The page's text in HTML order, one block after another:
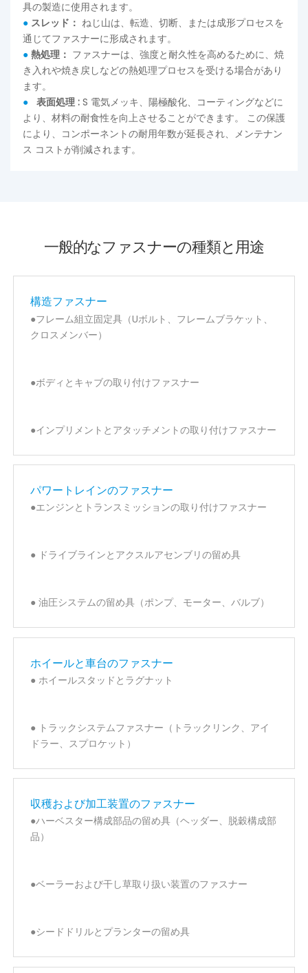
具の製造に使用されます。
● スレッド： ねじ山は、転造、切断、または成形プロセスを
通じてファスナーに形成されます。
● 熱処理： ファスナーは、強度と耐久性を高めるために、焼
き入れや焼き戻しなどの熱処理プロセスを受ける場合があり
ます。
● 表面処理 :S 電気メッキ、陽極酸化、コーティングなどに
より、材料の耐食性を向上させることができます。 この保護
により、コンポーネントの耐用年数が延長され、メンテナン
ス コストが削減されます。
一般的なファスナーの種類と用途
構造ファスナー
●フレーム組立固定具（Uボルト、フレームブラケット、
クロスメンバー）
●ボディとキャブの取り付けファスナー
●インプリメントとアタッチメントの取り付けファスナー
パワートレインのファスナー
●エンジンとトランスミッションの取り付けファスナー
● ドライブラインとアクスルアセンブリの留め具
● 油圧システムの留め具（ポンプ、モーター、バルブ）
ホイールと車台のファスナー
● ホイールスタッドとラグナット
● トラックシステムファスナー（トラックリンク、アイ
ドラー、スプロケット）
収穫および加工装置のファスナー
●ハーベスター構成部品の留め具（ヘッダー、脱穀構成部
品）
●ベーラーおよび干し草取り扱い装置のファスナー
●シードドリルとプランターの留め具